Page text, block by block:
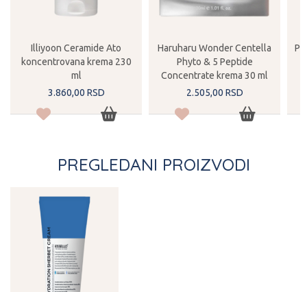
Illiyoon Ceramide Ato
koncentrovana krema 230
ml
3.860,00 RSD
Haruharu Wonder Centella
Phyto & 5 Peptide
Concentrate krema 30 ml
2.505,00 RSD
PREGLEDANI PROIZVODI